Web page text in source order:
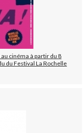
cinéma à partir du 8
du Festival La Rochelle